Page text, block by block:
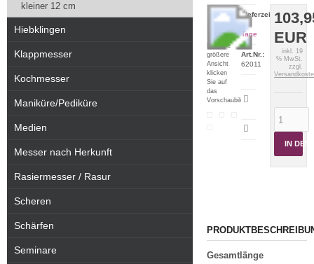
Für eine
größere
Ansicht
klicken
Sie auf
das
Vorschaubild
EUR
inkl. 19
% MwSt.
zzgl.
IN DEN
Lieferzeit:
2-5
Tage
Art.Nr.:
62011
drucken
Gesamtlänge
kleiner 12 cm
Hiebklingen
Klappmesser
Kochmesser
Maniküre/Pediküre
Medien
Messer nach Herkunft
Rasiermesser / Rasur
Scheren
Schärfen
Seminare